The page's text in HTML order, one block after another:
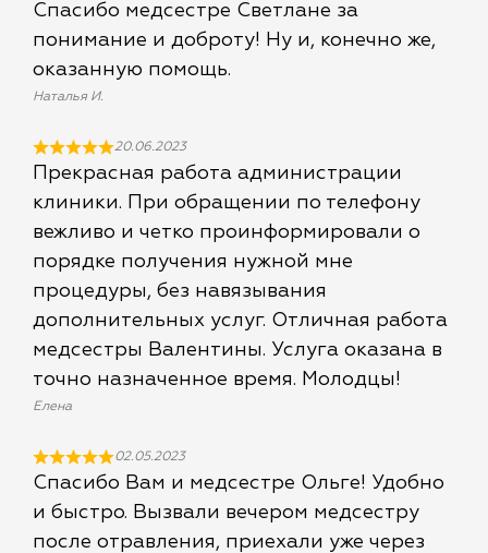
Спасибо медсестре Светлане за
понимание и доброту! Ну и, конечно же,
оказанную помощь.
Наталья И.
20.06.2023
Прекрасная работа администрации
клиники. При обращении по телефону
вежливо и четко проинформировали о
порядке получения нужной мне
процедуры, без навязывания
дополнительных услуг. Отличная работа
медсестры Валентины. Услуга оказана в
точно назначенное время. Молодцы!
Елена
02.05.2023
Спасибо Вам и медсестре Ольге! Удобно
и быстро. Вызвали вечером медсестру
после отравления, приехали уже через